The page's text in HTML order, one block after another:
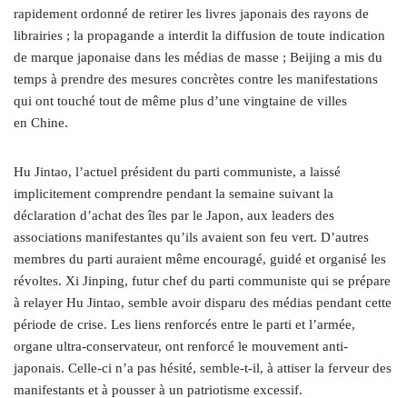
rapidement ordonné de retirer les livres japonais des rayons de
librairies ; la propagande a interdit la diffusion de toute indication
de marque japonaise dans les médias de masse ; Beijing a mis du
temps à prendre des mesures concrètes contre les manifestations
qui ont touché tout de même plus d’une vingtaine de villes
en Chine.
Hu Jintao, l’actuel président du parti communiste, a laissé
implicitement comprendre pendant la semaine suivant la
déclaration d’achat des îles par le Japon, aux leaders des
associations manifestantes qu’ils avaient son feu vert. D’autres
membres du parti auraient même encouragé, guidé et organisé les
révoltes. Xi Jinping, futur chef du parti communiste qui se prépare
à relayer Hu Jintao, semble avoir disparu des médias pendant cette
période de crise. Les liens renforcés entre le parti et l’armée,
organe ultra-conservateur, ont renforcé le mouvement anti-
japonais. Celle-ci n’a pas hésité, semble-t-il, à attiser la ferveur des
manifestants et à pousser à un patriotisme excessif.